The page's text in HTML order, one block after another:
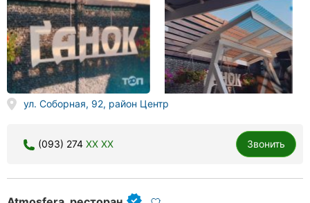
ул. Соборная, 92, район Центр
(093) 274 XX XX Звонить